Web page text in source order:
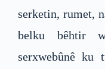
serketin, rumet,
belku bêhtir
serxwebûnê ku